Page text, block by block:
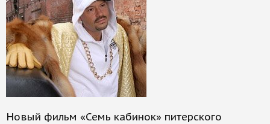
Новый фильм «Семь кабинок» питерского